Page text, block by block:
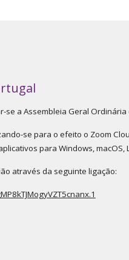
a Assembleia Geral Ordinária
se para o efeito o Zoom
para Windows, macOS,
através da seguinte ligação: